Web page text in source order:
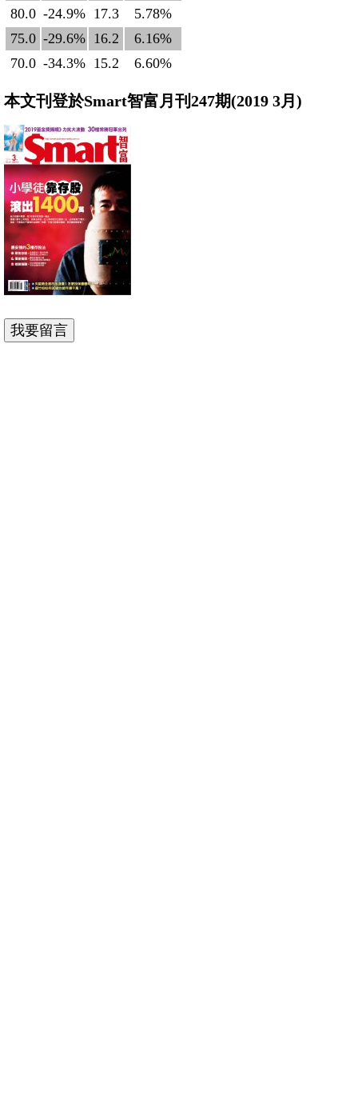
80.0 -24.9% 17.3
5.78%
75.0 -29.6% 16.2
6.16%
70.0 -34.3% 15.2 6.60%
本文刊登於Smart智富月刊247期(2019 3月)